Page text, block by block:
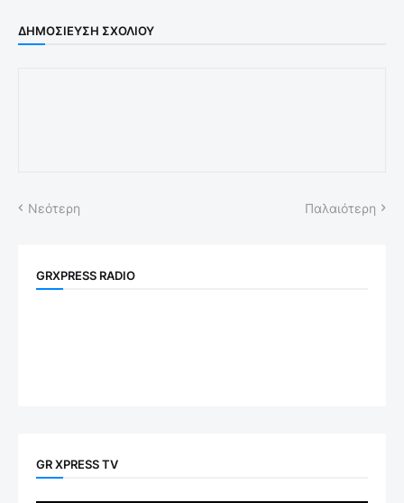
ΔΗΜΟΣΊΕΥΣΗ ΣΧΟΛΊΟΥ
Νεότερη Παλαιότερη
GRXPRESS RADIO
GR XPRESS TV